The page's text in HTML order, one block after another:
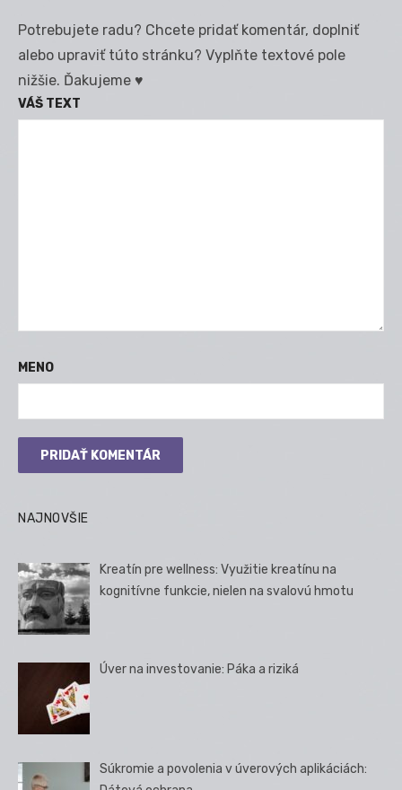
Potrebujete radu? Chcete pridať komentár, doplniť
alebo upraviť túto stránku? Vyplňte textové pole
nižšie. Ďakujeme ♥
VÁŠ TEXT
MENO
NAJNOVŠIE
Kreatín pre wellness: Využitie kreatínu na
kognitívne funkcie, nielen na svalovú hmotu
Úver na investovanie: Páka a riziká
Súkromie a povolenia v úverových aplikáciách: